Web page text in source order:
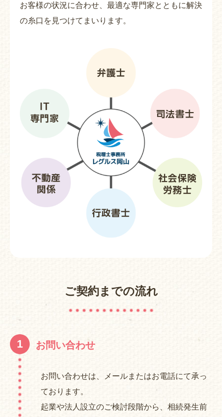
お客様の状況に合わせ、最適な専門家とともに解決
の糸口を見つけてまいります。
ご契約までの流れ
1 お問い合わせ
お問い合わせは、メールまたはお電話にて承っ
ております。
起業や法人設立のご検討段階から、相続発生前